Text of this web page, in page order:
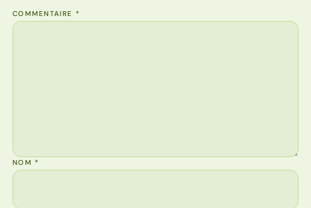
COMMENTAIRE *
NOM*